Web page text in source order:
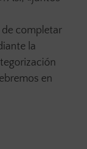
completar
la
en